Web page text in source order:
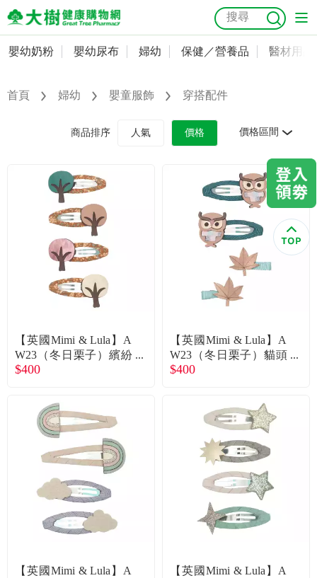
嬰幼奶粉
嬰幼尿布
保健／營養品
成人照護
美容／個人清潔
寵物
名人嚴選
關於我們
合作提案
抗菌 尿布 大樹獨家 益生菌 魚油 幼兒米餅
會員資料及密碼修改
常用收件人清單
紅利點數查詢
購物金查詢
優惠券領取
登入
嬰幼奶粉 嬰幼尿布 婦幼 保健／營養品 醫材用品
首頁 婦幼 嬰童服飾 穿搭配件
商品排序 人氣 價格 價格區間
【英國Mimi & Lula】A
W23（冬日栗子）繽紛
樹木滴答夾4入 廠商直
$400
【英國Mimi & Lula】A
W23（冬日栗子）貓頭
鷹楓葉綜合髮夾4入 廠
$400
【英國Mimi & Lula】A
【英國Mimi & Lula】A